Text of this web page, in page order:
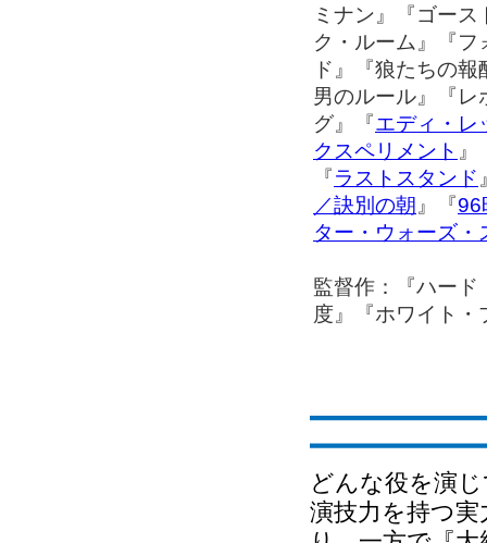
ミナン』『ゴー
ク・ルーム』『
ド』『狼たちの
男のルール』『レ
グ』『エディ・レ
クスペリメント
『ラストスタンド
／訣別の朝 』『96
ター・ウォーズ・
監督作：『ハード
度』『ホワイト・
どんな役を演
演技力を持つ